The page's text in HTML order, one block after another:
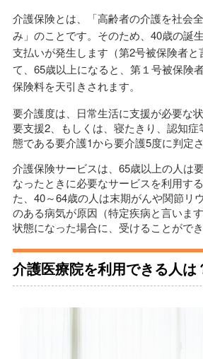
介護保険とは、「高齢者の介護を社会
み」のことです。そのため、40歳の誕
支払いが発生します（第2号被保険者と
て、65歳以上になると、第１号被保険
保険料を天引きされます。
要介護度は、日常生活に支援が必要な
要支援2、もしくは、寝たきり、認知
態である要介護1から要介護5度に判定さ
介護保険サービスは、65歳以上の人は
なったときに必要なサービスを利用す
た、40～64歳の人は末期がんや関節リ
のある病気が原因（特定疾病と言いま
状態になった場合に、受けることができ
介護医療院を利用できる人は